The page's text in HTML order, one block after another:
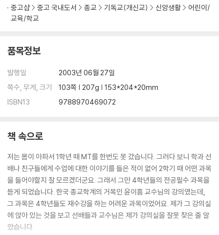
중고샵
중고 국내도서 종교 기독교(개신교) 신앙생활
어린이/
교육/학교
품목정보
발행일
2003년 06월 27일
쪽수, 무게, 크기
103쪽 | 207g | 153*204*20mm
ISBN13
9788970469072
책 속으로
저는 몸이 아파서 1학년 때 MT를 한번도 못 갔습니다. 그러다 보니 학과 선
배나 친구들에게 수업에 대한 이야기를 들은 적이 없어 2학기 때 어떤 과목
을 들어야할지 잘 모르겠더군요. 그래서 그만 4학년들의 전공필수 과목을
듣게 되었습니다. 한국 종교학계의 거목인 윤이흠 교수님의 강의였는데,
그 과목은 4학년들도 재수강을 하는 어려운 과목이었어요. 제가 그 강의실
에 앉아 있는 것을 보고 선배들과 교수님은 제가 강의실을 잘못 찾은 줄 알
았습니다.